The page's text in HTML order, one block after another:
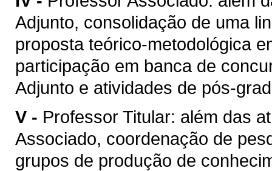
Adjunto, consolidação de uma
proposta teórico-metodológica
participação em banca de
Adjunto e atividades de pós-
V - Professor Titular: além das
Associado, coordenação de
grupos de produção de